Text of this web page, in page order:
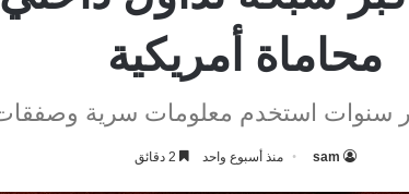
محاماة أمريكية
استخدم معلومات سرية وصفقات
sam منذ أسبوع واحد